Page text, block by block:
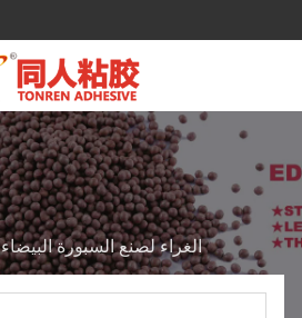
الغراء لصنع السبورة البيضاء